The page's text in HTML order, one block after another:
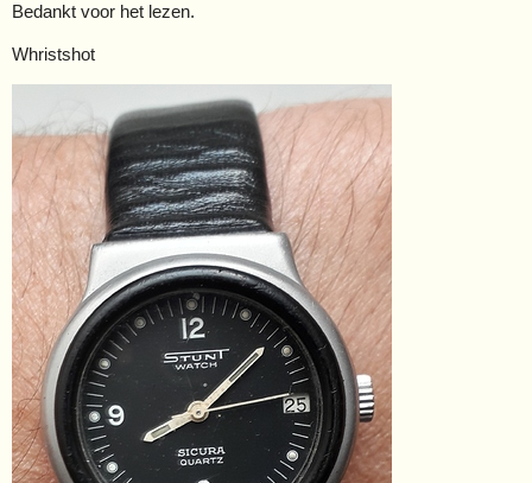
Bedankt voor het lezen.
Whristshot